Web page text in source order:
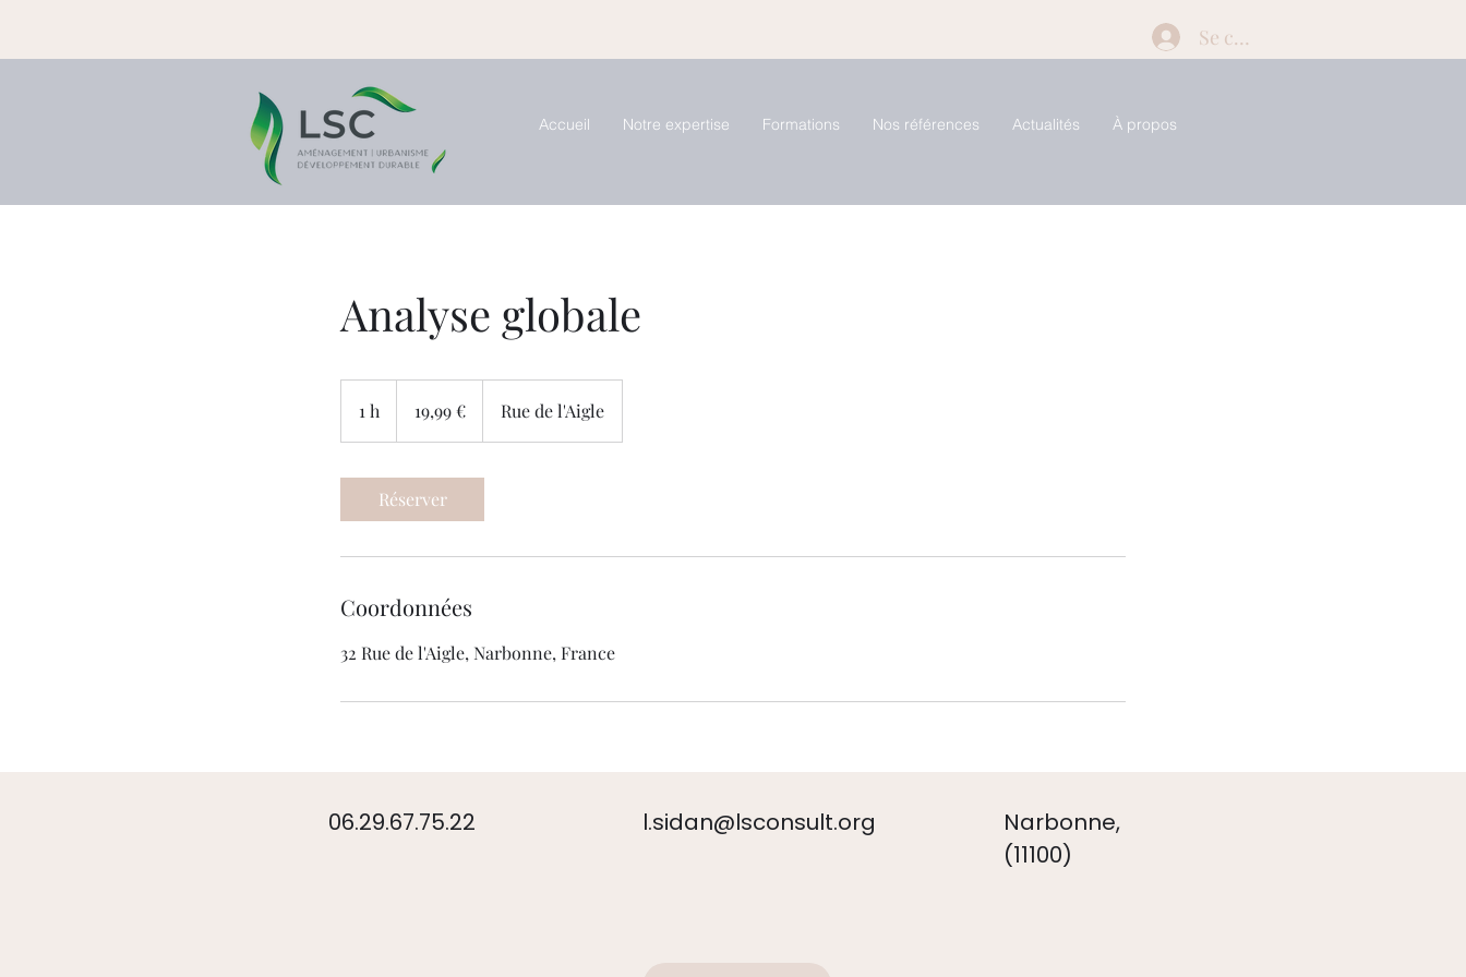
Se connecter
Accueil Notre expertise Formations Nos références Actualités À propos
Analyse globale
1 h 19,99 € Rue de l'Aigle
Réserver
Coordonnées
32 Rue de l'Aigle, Narbonne, France
06.29.67.75.22 l.sidan@lsconsult.org
Narbonne,
(11100)